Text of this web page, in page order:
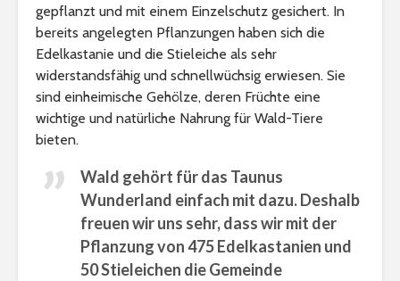
gepflanzt und mit einem Einzelschutz gesichert. In
bereits angelegten Pflanzungen haben sich die
Edelkastanie und die Stieleiche als sehr
widerstandsfähig und schnellwüchsig erwiesen. Sie
sind einheimische Gehölze, deren Früchte eine
wichtige und natürliche Nahrung für Wald-Tiere
bieten.
Wald gehört für das Taunus
Wunderland einfach mit dazu. Deshalb
freuen wir uns sehr, dass wir mit der
Pflanzung von 475 Edelkastanien und
50 Stieleichen die Gemeinde